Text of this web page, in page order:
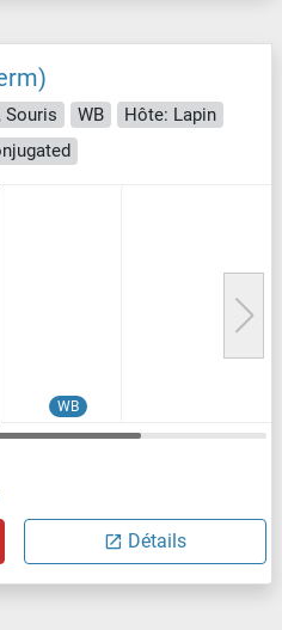
Souris WB
Hôte: Lapin
WB
Détails